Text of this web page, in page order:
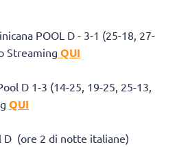
POOL D - 3-1 (25-18, 27-
Streaming QUI
D 1-3 (14-25, 19-25, 25-13,
QUI
D (ore 2 di notte italiane)